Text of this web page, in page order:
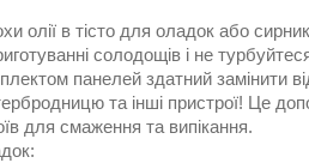
олії в тісто для оладок або
солодощів і не
панелей здатний замінити
та інші пристрої! Це
для смаження та випікання.